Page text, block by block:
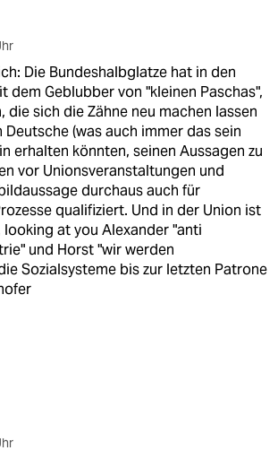
Die Bundeshalbglatze hat in den
dem Geblubber von "kleinen Paschas",
die sich die Zähne neu machen lassen
(was auch immer das sein
erhalten könnten, seinen Aussagen zu
vor Unionsveranstaltungen und
durchaus auch für
qualifiziert. Und in der Union ist
at you Alexander "anti
und Horst "wir werden
Sozialsysteme bis zur letzten Patrone